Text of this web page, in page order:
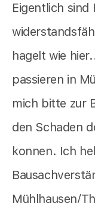
Eigentlich sind
hagelt wie
passieren in
mich bitte zur
den Schaden
konnen. Ich
Mühlhausen/